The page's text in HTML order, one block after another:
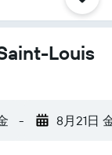
Louis
- 8月21日